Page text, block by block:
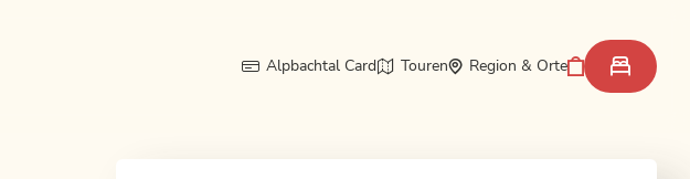
Alpbachtal Card Touren Region & Orte